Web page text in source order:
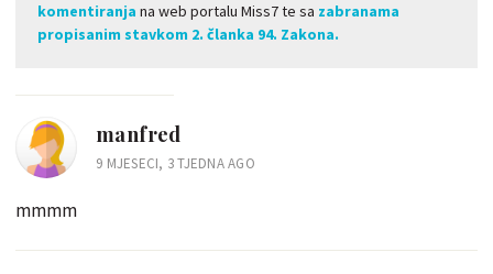
komentiranja na web portalu Miss7 te sa zabranama
propisanim stavkom 2. članka 94. Zakona.
manfred
9 MJESECI, 3 TJEDNA AGO
mmmm